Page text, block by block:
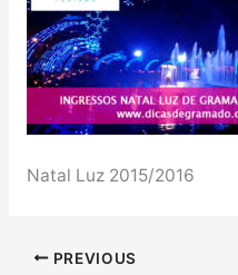
Natal Luz 2015/2016
PREVIOUS